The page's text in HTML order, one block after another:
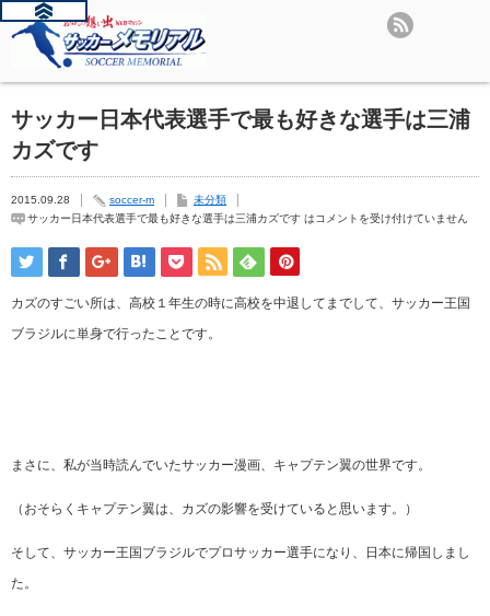
サッカー日本代表選手で最も好きな選手は三浦
カズです
2015.09.28 soccer-m
未分類
サッカー日本代表選手で最も好きな選手は三浦カズです はコメントを受け付けていません
カズのすごい所は、高校１年生の時に高校を中退してまでして、サッカー王国
ブラジルに単身で行ったことです。
まさに、私が当時読んでいたサッカー漫画、キャプテン翼の世界です。
（おそらくキャプテン翼は、カズの影響を受けていると思います。）
そして、サッカー王国ブラジルでプロサッカー選手になり、日本に帰国しまし
た。